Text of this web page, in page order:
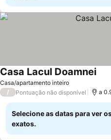
Casa/apartamento inteiro
Casa Lacul Doamnei
/ Pontuação não disponível a
Selecione as datas para ver
exatos.